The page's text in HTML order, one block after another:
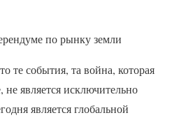
по рынку земли
события, та война, которая
не является исключительно
является глобальной